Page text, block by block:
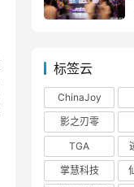
标签云
ChinaJoy
影之刃零
TGA
掌慧科技